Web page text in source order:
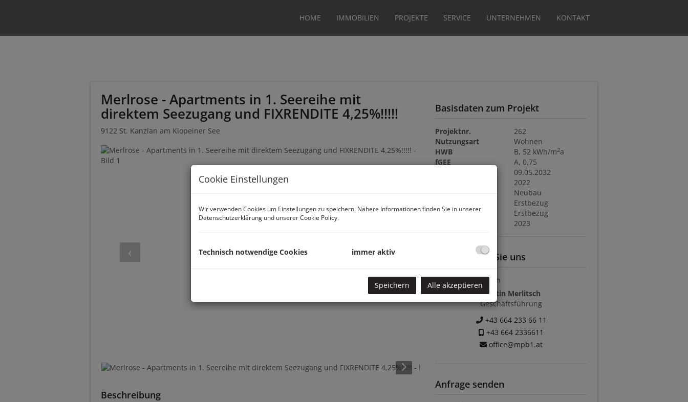
HOME IMMOBILIEN PROJEKTE SERVICE UNTERNEHMEN KONTAKT
Merlrose - Apartments in 1. Seereihe mit
direktem Seezugang und FIXRENDITE 4,25%!!!!!
9122 St. Kanzian am Klopeiner See
Beschreibung
Basisdaten zum Projekt
Projektnr.
262
Nutzungsart
Wohnen
HWB
B, 52 kWh/m2a
fGEE
A, 0,75
09.05.2032
2022
Bauart
Neubau
Erstbezug
Hauszustand
Erstbezug
2023
Kontaktieren Sie uns
Martin Merlitsch
Geschäftsführung
+43 664 233 66 11
+43 664 2336611
office@mpb1.at
Anfrage senden
Cookie Einstellungen
Wir verwenden Cookies um Einstellungen zu speichern. Nähere Informationen finden Sie in unserer
Datenschutzerklärung und unsererCookie Policy.
Technisch notwendige Cookies immer aktiv
Speichern Alle akzeptieren